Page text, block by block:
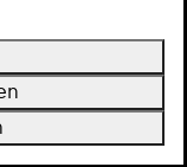
of
aan